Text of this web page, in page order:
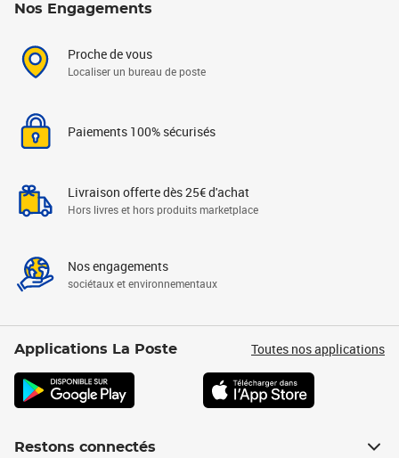
Nos Engagements
Proche de vous
Localiser un bureau de poste
Paiements 100% sécurisés
Livraison offerte dès 25€ d'achat
Hors livres et hors produits marketplace
Nos engagements
sociétaux et environnementaux
Applications La Poste Toutes nos applications
Restons connectés